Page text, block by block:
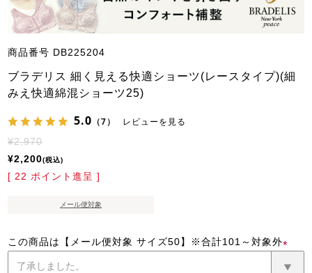
商品番号 DB225204
ブラデリス 細く見える快適ショーツ(レースタイプ)(細
みえ快適綿混ショーツ25)
5.0 （7） レビューを見る
¥2,970
¥2,200 税込
[ 22 ポイント進呈 ]
メール便対象
この商品は【メール便対象 サイズ50】※合計101～対象外
(必